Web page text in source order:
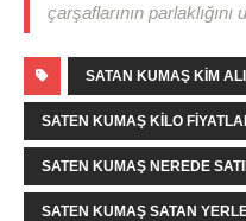
çarşaflarının
SATAN KUMAŞ KIM
SATEN KUMAŞ KILO
SATEN KUMAŞ NEREDE
SATEN KUMAŞ SATAN